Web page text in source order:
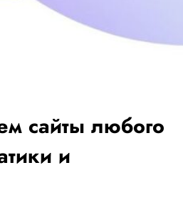
сайты любого
и